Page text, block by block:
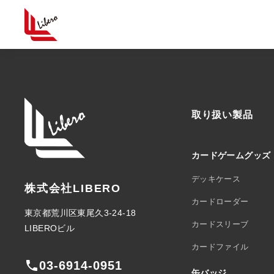
株式会社LIBERO
東京都荒川区東尾久3-24-18
LIBEROビル
phone03-6914-0951
取り扱い製品
カードゲームグッズ
デッキケース
カードローダー
カードスリーブ
カードファイル